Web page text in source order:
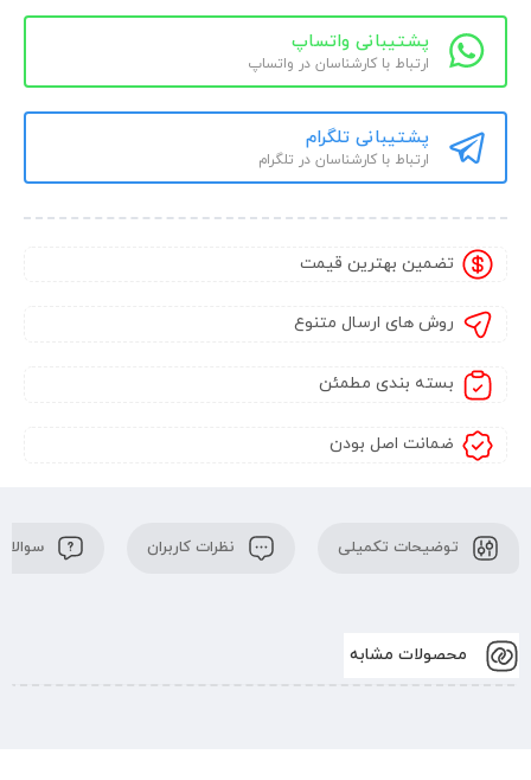
پشتیبانی واتساپ
ارتباط با کارشناسان در واتساپ
پشتیبانی تلگرام
ارتباط با کارشناسان در تلگرام
تضمین بهترین قیمت
روش های ارسال متنوع
بسته بندی مطمئن
ضمانت اصل بودن
توضیحات تکمیلی نظرات کاربران
محصولات مشابه